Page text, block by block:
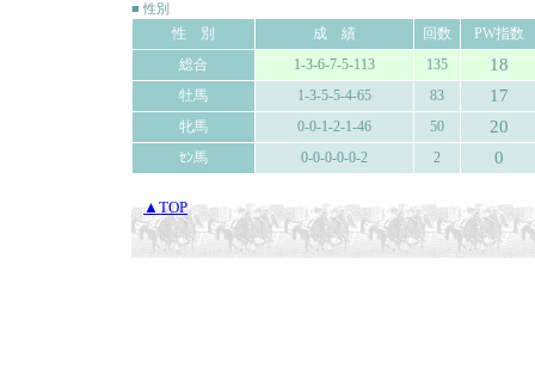
■ 性別
性 別 成 績 回数
PW指数
総合
1-3-6-7-5-113 135 18
牡馬 1-3-5-5-4-65 83 17
牝馬 0-0-1-2-1-46 50 20
ｾﾝ馬 0-0-0-0-0-2 2 0
▲TOP